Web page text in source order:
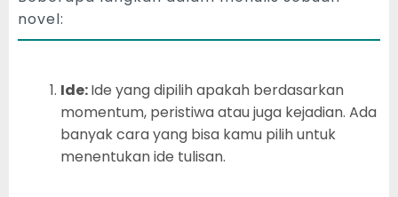
novel:
Ide:Ide yang dipilih apakah berdasarkan
momentum, peristiwa atau juga kejadian. Ada
banyak cara yang bisa kamu pilih untuk
menentukan ide tulisan.